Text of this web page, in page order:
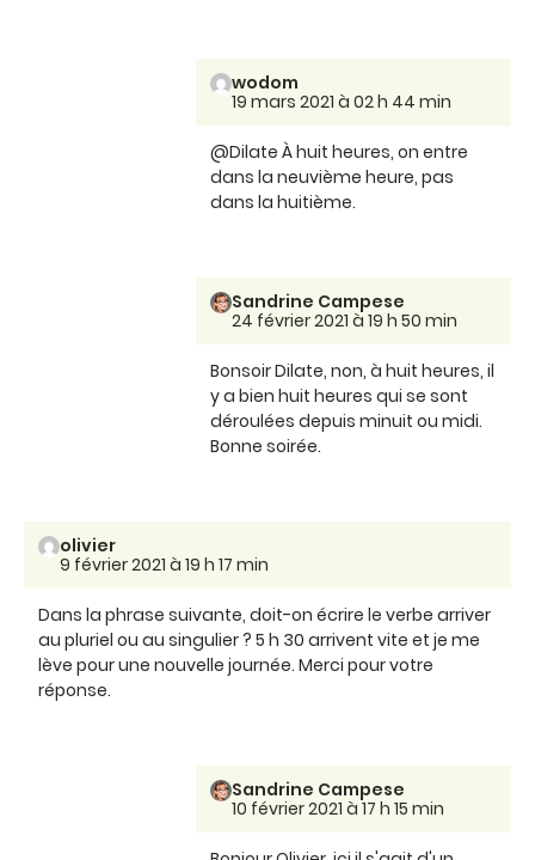
wodom
19 mars 2021 à 02 h 44 min
@Dilate À huit heures, on entre
dans la neuvième heure, pas
dans la huitième.
Sandrine Campese
24 février 2021 à 19 h 50 min
Bonsoir Dilate, non, à huit heures, il
y a bien huit heures qui se sont
déroulées depuis minuit ou midi.
Bonne soirée.
olivier
9 février 2021 à 19 h 17 min
Dans la phrase suivante, doit-on écrire le verbe arriver
au pluriel ou au singulier ? 5 h 30 arrivent vite et je me
lève pour une nouvelle journée. Merci pour votre
réponse.
Sandrine Campese
10 février 2021 à 17 h 15 min